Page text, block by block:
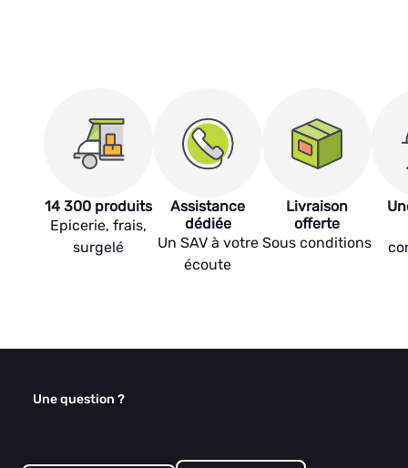
14 300 produits
Epicerie, frais,
surgelé
Assistance
dédiée
Un SAV à votre
écoute
Livraison
offerte
Sous conditions
Une question ?